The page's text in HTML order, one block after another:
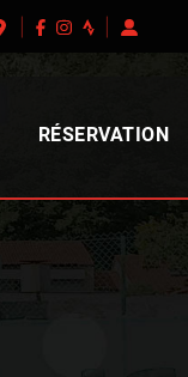
RÉSERVATION